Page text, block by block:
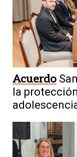
Acuerdo
la